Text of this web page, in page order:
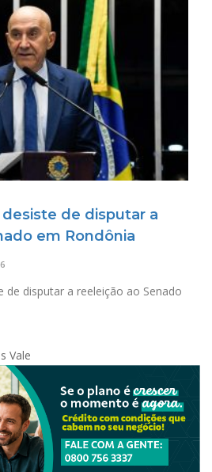
de disputar a
em Rondônia
de disputar a reeleição ao Senado